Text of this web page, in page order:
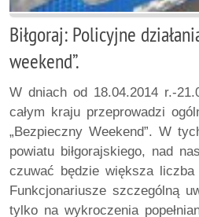
Biłgoraj: Policyjne
weekend”.
W dniach od 18.04.2014 r.-
całym kraju przeprowadzi
„Bezpieczny Weekend”. W
powiatu biłgorajskiego, nad
czuwać będzie większa liczba
Funkcjonariusze szczególną
tylko na wykroczenia